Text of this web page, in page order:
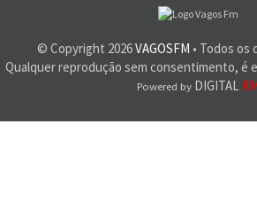
© Copyright 2026VAGOSFM • Todos
Qualquer reprodução sem consentimento, é
Powered byDIGITAL